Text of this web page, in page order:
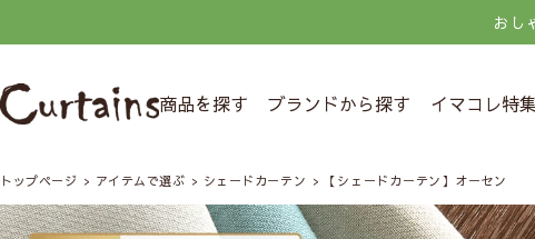
おし
商品を探す ブランドから探す イマコレ特集
トップページ アイテムで選ぶ シェードカーテン 【シェードカーテン】オーセン